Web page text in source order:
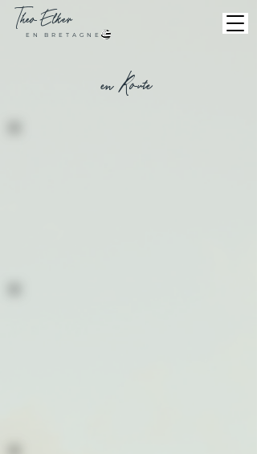
E N B R E T A G N E
TheoElker
en Route